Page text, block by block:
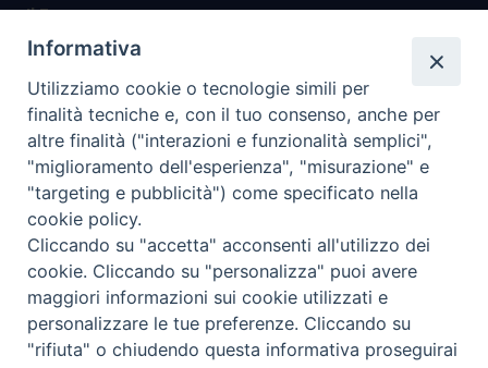
Il Forum nasce per
promuovere e salvaguardare i valori e i diritti della
riconsegnare alla famiglia il diritto di cittadinanza
I nostri PROGETTI
I SERVIZI che offriamo
I nostri social
Informativa
Utilizziamo cookie o tecnologie simili per
finalità tecniche e, con il tuo consenso, anche per
altre finalità ("interazioni e funzionalità semplici",
"miglioramento dell'esperienza", "misurazione" e
"targeting e pubblicità") come specificato nella
cookie policy.
Cliccando su "accetta" acconsenti all'utilizzo dei
cookie. Cliccando su "personalizza" puoi avere
maggiori informazioni sui cookie utilizzati e
personalizzare le tue preferenze. Cliccando su
"rifiuta" o chiudendo questa informativa proseguirai